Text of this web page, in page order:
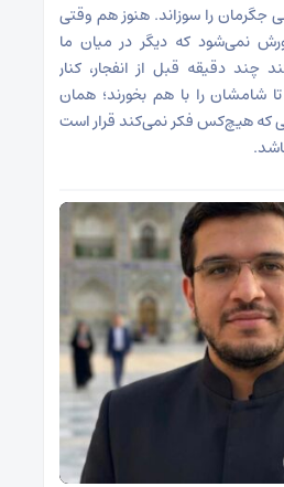
را سوزاند. هنوز هم وقتی
نمی‌شود که دیگر در میان ما
دقیقه قبل از انفجار، کنار
شامشان را با هم بخورند؛ همان
که هیچ‌کس فکر نمی‌کند قرار است